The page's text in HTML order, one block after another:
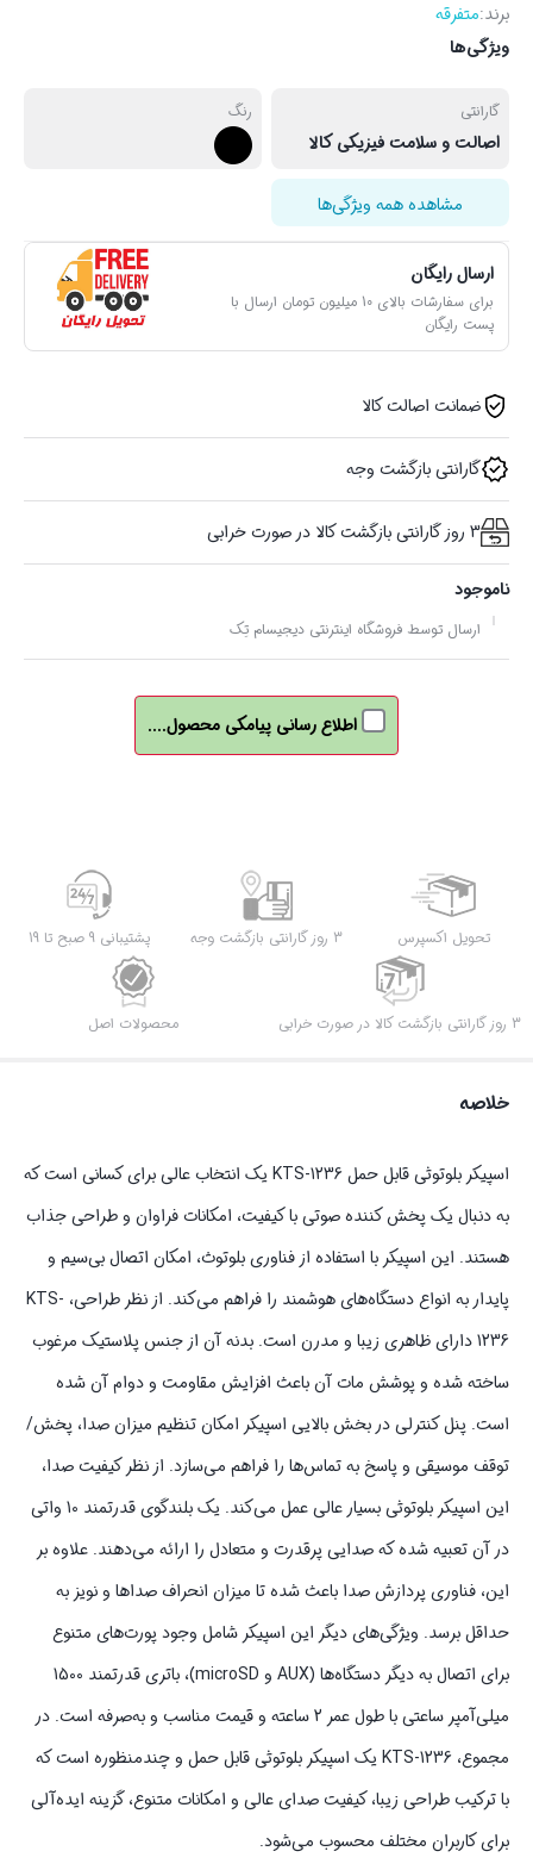
برند:متفرقه
ویژگی‌ها
گارانتی
اصالت و سلامت فیزیکی کالا
رنگ
مشاهده همه ویژگی‌ها
ارسال رایگان
برای سفارشات بالای 10 میلیون تومان ارسال با
پست رایگان
ضمانت اصالت کالا
گارانتی بازگشت وجه
3 روز گارانتی بازگشت کالا در صورت خرابی
ناموجود
ارسال توسط فروشگاه اینترنتی دیجیسام تِک
اطلاع رسانی پیامکی محصول....
تحویل اکسپرس 3 روز گارانتی بازگشت وجه پشتیبانی 9 صبح تا 19
3 روز گارانتی بازگشت کالا در صورت خرابی محصولات اصل
خلاصه
اسپیکر بلوتوثی قابل حمل KTS-1236 یک انتخاب عالی برای کسانی است که
به دنبال یک پخش کننده صوتی با کیفیت، امکانات فراوان و طراحی جذاب
هستند. این اسپیکر با استفاده از فناوری بلوتوث، امکان اتصال بی‌سیم و
پایدار به انواع دستگاه‌های هوشمند را فراهم می‌کند. از نظر طراحی، KTS-
1236 دارای ظاهری زیبا و مدرن است. بدنه آن از جنس پلاستیک مرغوب
ساخته شده و پوشش مات آن باعث افزایش مقاومت و دوام آن شده
است. پنل کنترلی در بخش بالایی اسپیکر امکان تنظیم میزان صدا، پخش/
توقف موسیقی و پاسخ به تماس‌ها را فراهم می‌سازد. از نظر کیفیت صدا،
این اسپیکر بلوتوثی بسیار عالی عمل می‌کند. یک بلندگوی قدرتمند 10 واتی
در آن تعبیه شده که صدایی پرقدرت و متعادل را ارائه می‌دهند. علاوه بر
این، فناوری پردازش صدا باعث شده تا میزان انحراف صداها و نویز به
حداقل برسد. ویژگی‌های دیگر این اسپیکر شامل وجود پورت‌های متنوع
برای اتصال به دیگر دستگاه‌ها (AUX و microSD)، باتری قدرتمند 1500
میلی‌آمپر ساعتی با طول عمر 2 ساعته و قیمت مناسب و به‌صرفه است. در
مجموع، KTS-1236 یک اسپیکر بلوتوثی قابل حمل و چندمنظوره است که
با ترکیب طراحی زیبا، کیفیت صدای عالی و امکانات متنوع، گزینه ایده‌آلی
برای کاربران مختلف محسوب می‌شود.